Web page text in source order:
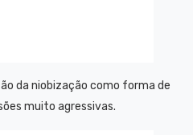
da niobização como forma de
muito agressivas.